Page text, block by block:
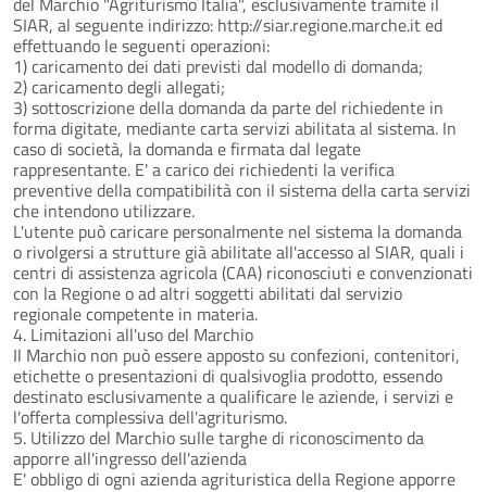
SIAR, al seguente indirizzo: http://siar.regione.marche.it ed
effettuando le seguenti operazioni:
1) caricamento dei dati previsti dal modello di domanda;
2) caricamento degli allegati;
3) sottoscrizione della domanda da parte del richiedente in
forma digitate, mediante carta servizi abilitata al sistema. In
caso di società, la domanda e firmata dal legate
rappresentante. E' a carico dei richiedenti la verifica
preventive della compatibilità con il sistema della carta servizi
che intendono utilizzare.
L'utente può caricare personalmente nel sistema la domanda
o rivolgersi a strutture già abilitate all'accesso al SIAR, quali i
centri di assistenza agricola (CAA) riconosciuti e convenzionati
con la Regione o ad altri soggetti abilitati dal servizio
regionale competente in materia.
4. Limitazioni all'uso del Marchio
Il Marchio non può essere apposto su confezioni, contenitori,
etichette o presentazioni di qualsivoglia prodotto, essendo
destinato esclusivamente a qualificare le aziende, i servizi e
l'offerta complessiva dell'agriturismo.
5. Utilizzo del Marchio sulle targhe di riconoscimento da
apporre all'ingresso dell'azienda
E' obbligo di ogni azienda agrituristica della Regione apporre